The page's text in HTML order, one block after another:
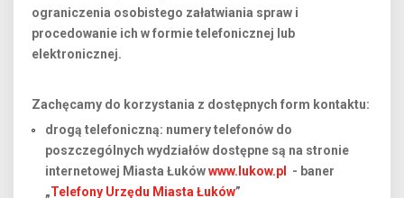
ograniczenia osobistego załatwiania spraw i
procedowanie ich w formie telefonicznej lub
elektronicznej.
Zachęcamy do korzystania z dostępnych form kontaktu:
drogą telefoniczną: numery telefonów do
poszczególnych wydziałów dostępne są na stronie
internetowej Miasta Łukówwww.lukow.pl
- baner
„Telefony Urzędu Miasta Łuków”